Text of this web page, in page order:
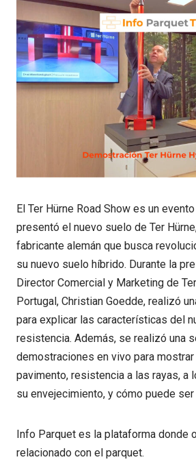
El Ter Hürne Road Show es un
presentó el nuevo suelo de Ter
fabricante alemán que busca
su nuevo suelo híbrido. Durante la
Director Comercial y Marketing de
Portugal, Christian Goedde, realizó
para explicar las características del
resistencia. Además, se realizó una
demostraciones en vivo para
pavimento, resistencia a las rayas, a
su envejecimiento, y cómo puede
Info Parquet es la plataforma donde
relacionado con el parquet.